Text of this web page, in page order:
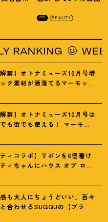
PR BEAUTY
WEEKLY
解禁】オトナミューズ10月号増
ク素材が洒落てるマーモット
解禁】オトナミューズ10月号は
も街でも使える ！ マーモッ
ダー
ティコラボ】リボンを6個着け
ィちゃんにハウス オブ ロー
も
感も大人にちょうどいい」百々
合わせるSUQQUの【ブラー
プ】6選